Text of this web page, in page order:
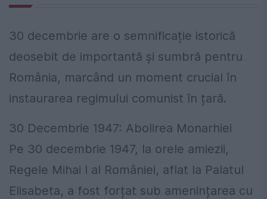
Evenimentul
Zilei
30 decembrie are o semnificație istorică
deosebit de importantă și sumbră pentru
România, marcând un moment crucial în
instaurarea regimului comunist în țară.
30 Decembrie 1947: Abolirea Monarhiei
Pe 30 decembrie 1947, la orele amiezii,
Regele Mihai I al României, aflat la Palatul
Elisabeta, a fost forțat sub amenințarea cu